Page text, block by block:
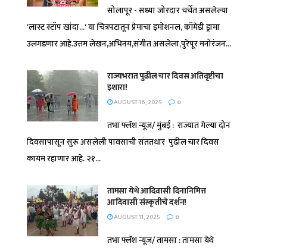
सोलापूर - सध्या जोरदार चर्चेत असलेल्या
'लास्ट स्टॉप खांदा...' या चित्रपटातून प्रेमाचा इमोशनल, कॉमेडी ड्रामा
उलगडणार आहे.उत्तम लेखन,अभिनय,संगीत असलेला,पुरेपूर मनोरंजन...
राज्यभरात पुढील चार दिवस अतिवृष्टीचा
इशारा!
AUGUST 16, 2025 0
तभा फ्लॅश न्यूज/ मुंबई : राज्यात गेल्या दोन
दिवसापासून सुरू असलेली पावसाची संततधार पुढील चार दिवस
कायम रहाणार आहे. २१...
तामसा येथे आदिवासी दिनानिमित्त
आदिवासी संस्कृतीचे दर्शन!
AUGUST 11, 2025 0
तभा फ्लॅश न्यूज/ तामसा : तामसा येथे